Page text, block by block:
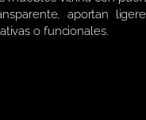
aportan
o funcionales.